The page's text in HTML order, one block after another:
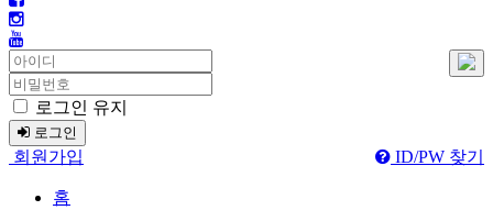
로그인 유지
로그인
회원가입 ID/PW 찾기
홈